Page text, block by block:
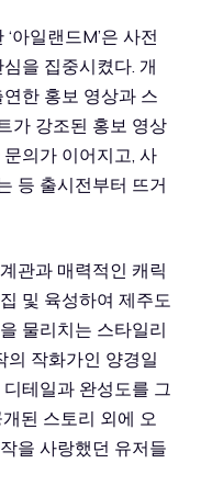
아일랜드M’은 사전
을 집중시켰다. 개
한 홍보 영상과 스
가 강조된 홍보 영상
의가 이어지고, 사
등 출시전부터 뜨거
관과 매력적인 캐릭
및 육성하여 제주도
물리치는 스타일리
의 작화가인 양경일
테일과 완성도를 그
된 스토리 외에 오
을 사랑했던 유저들